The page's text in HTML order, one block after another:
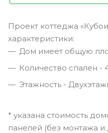
Проект коттеджа
характеристики:
Дом имеет общую
Количество спален -
Этажность -
* указана стоимость
панелей (без монтажа и